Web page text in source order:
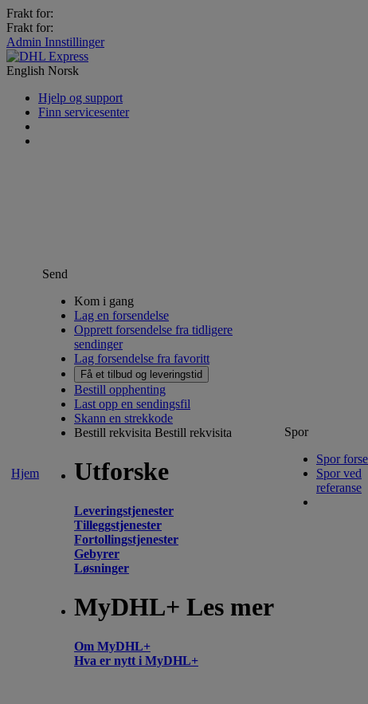
Frakt for:
Frakt for:
Admin Innstillinger
English Norsk
Hjelp og support
Finn servicesenter
Hjem
Send
Kom i gang
Lag en forsendelse
Opprett forsendelse fra tidligere
sendinger
Lag forsendelse fra favoritt
Få et tilbud og leveringstid
Bestill opphenting
Last opp en sendingsfil
Skann en strekkode
Bestill rekvisita Bestill rekvisita
Utforske
Leveringstjenester
Tilleggstjenester
Fortollingstjenester
Gebyrer
Løsninger
MyDHL+ Les mer
Om MyDHL+
Hva er nytt i MyDHL+
Spor
Spor
Spor ved
referanse